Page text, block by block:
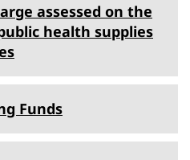
assessed on the
health supplies
Funds